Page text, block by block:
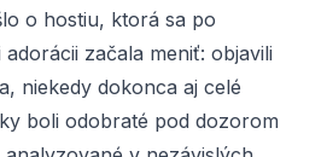
o hostiu, ktorá sa po
začala meniť: objavili
niekedy dokonca aj celé
boli odobraté pod dozorom